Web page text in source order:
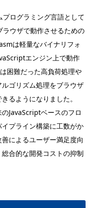
ログラミング言語として
ウザで動作させるための
は軽量なバイナリフォ
エンジン上で動作
困難だった高負荷処理や
ゴリズム処理をブラウザ
るようになりました。
JavaScriptベースのフロ
プライン構築に工数がか
によるユーザー満足度向
合的な開発コストの抑制